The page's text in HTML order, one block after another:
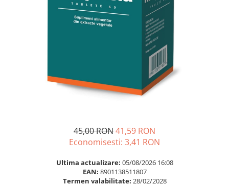
Sanatate urinara
Somn stres si anxietate
Supliment Complexe
Balsam masca si tratament
45,00 RON41,59 RON
Economisesti: 3,41 RON
Ultima actualizare: 05/08/2026 16:08
EAN: 8901138511807
Termen valabilitate: 28/02/2028